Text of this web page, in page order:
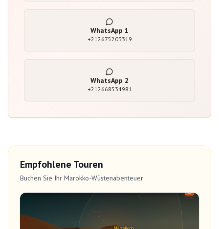
WhatsApp 1
+212675203319
WhatsApp 2
+212668534981
Empfohlene Touren
Buchen Sie Ihr Marokko-Wüstenabenteuer